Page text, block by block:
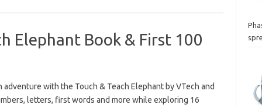
Elephant Book & First 100
adventure with the Touch & Teach Elephant by VTech and
letters, first words and more while exploring 16